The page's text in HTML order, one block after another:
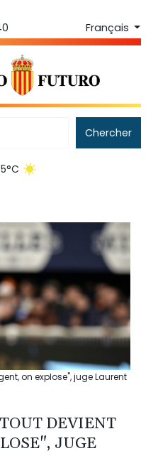
Français
Chercher
on explose", juge Laurent
DEVIENT
JUGE